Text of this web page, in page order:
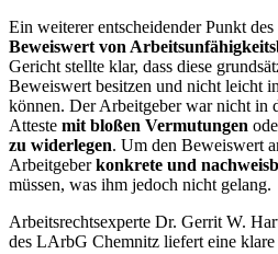
Ein weiterer entscheidender Punkt
Beweiswert von
Gericht stellte klar, dass diese
Beweiswert besitzen und nicht leicht
können. Der Arbeitgeber war nicht in
Atteste mit bloßen Vermutungen
zu widerlegen. Um den Beweiswert
Arbeitgeberkonkrete und
müssen, was ihm jedoch nicht gelang.
Arbeitsrechtsexperte Dr. Gerrit W.
des LArbG Chemnitz liefert eine